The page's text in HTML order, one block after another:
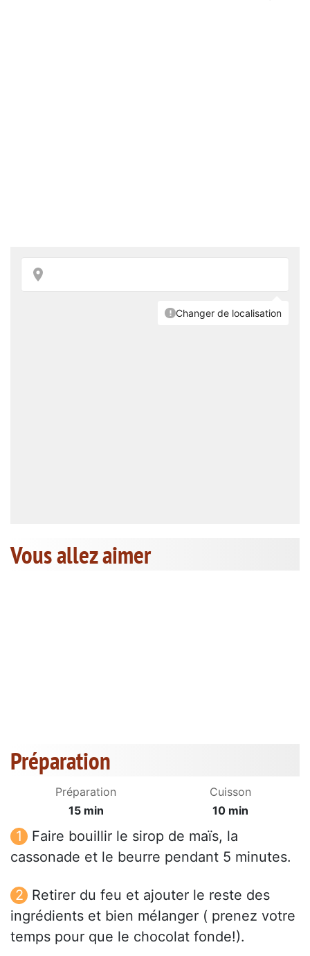
Vous allez aimer
Préparation
Préparation
15 min
Cuisson
10 min
Faire bouillir le sirop de maïs, la
cassonade et le beurre pendant 5 minutes.
Retirer du feu et ajouter le reste des
ingrédients et bien mélanger ( prenez votre
temps pour que le chocolat fonde!).